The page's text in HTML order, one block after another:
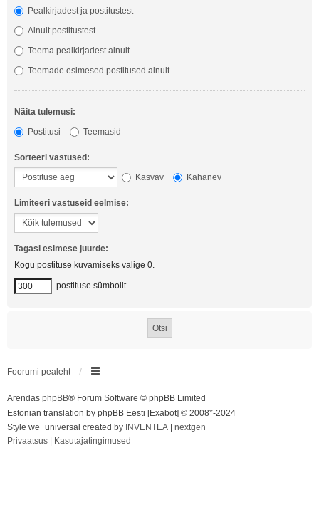
Pealkirjadest ja postitustest
Ainult postitustest
Teema pealkirjadest ainult
Teemade esimesed postitused ainult
Näita tulemusi:
Postitusi
Teemasid
Sorteeri vastused:
Kasvav
Kahanev
Limiteeri vastuseid eelmise:
Tagasi esimese juurde:
Kogu postituse kuvamiseks valige 0.
postituse sümbolit
Foorumi pealeht
Arendas phpBB® Forum Software © phpBB Limited
Estonian translation by phpBB Eesti [Exabot] © 2008*-2024
Style we_universal created by INVENTEA
nextgen
Privaatsus
Kasutajatingimused